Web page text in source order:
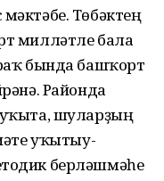
Төбәктең
милләтле бала
бында башҡорт
Район­да
шуларҙың
уҡытыу­
берләшмәһе